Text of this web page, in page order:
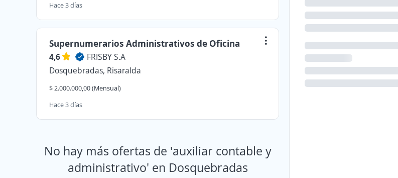
Hace 3 días
Supernumerarios Administrativos de Oficina
4,6
FRISBY S.A
Dosquebradas, Risaralda
$ 2.000.000,00 (Mensual)
Hace 3 días
No hay más ofertas de 'auxiliar contable y
administrativo' en Dosquebradas